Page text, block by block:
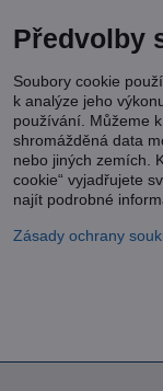
Předvolby
Soubory cookie
k analýze jeho
používání. Můžeme
shromážděná data
nebo jiných zemích.
cookie“ vyjadřujete
najít podrobné
Zásady ochrany